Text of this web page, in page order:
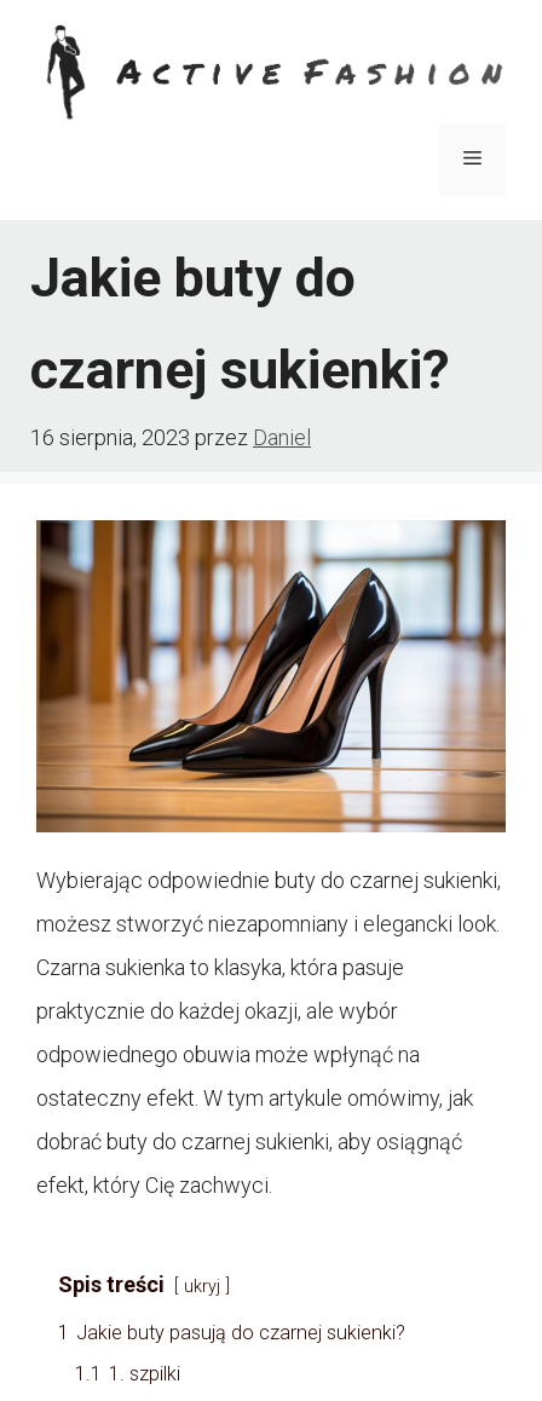
Przejdź
Menu
Jakie buty do
czarnej sukienki?
16 sierpnia, 2023 przez Daniel
Wybierając odpowiednie buty do czarnej sukienki,
możesz stworzyć niezapomniany i elegancki look.
Czarna sukienka to klasyka, która pasuje
praktycznie do każdej okazji, ale wybór
odpowiednego obuwia może wpłynąć na
ostateczny efekt. W tym artykule omówimy, jak
dobrać buty do czarnej sukienki, aby osiągnąć
efekt, który Cię zachwyci.
Spis treści ukryj
1 Jakie buty pasują do czarnej sukienki?
1.1 1. szpilki